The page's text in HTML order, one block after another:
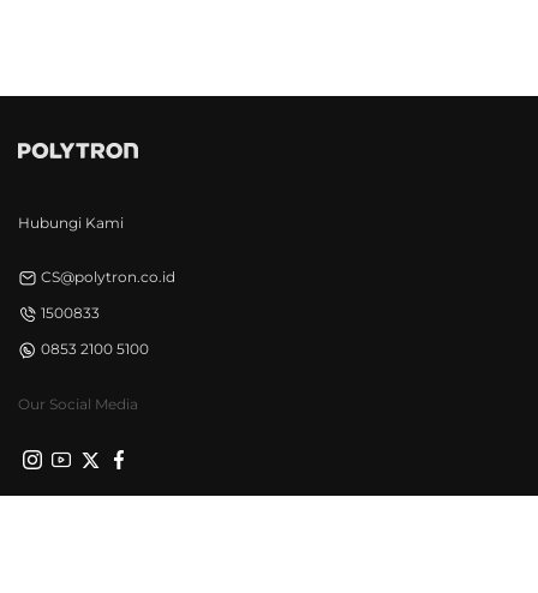
Hubungi Kami
CS@polytron.co.id
1500833
0853 2100 5100
Our Social Media